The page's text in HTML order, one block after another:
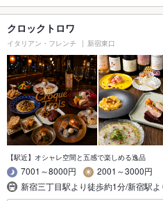
クロックトロワ
イタリアン・フレンチ 新宿東口
【駅近】オシャレ空間と五感で楽しめる逸品
7001～8000円
2001～3000円
新宿三丁目駅より徒歩約1分/新宿駅